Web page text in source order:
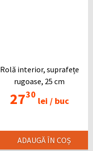
Rolă interior, suprafețe
rugoase, 25 cm
2730
lei /buc
ADAUGĂ ÎN COȘ